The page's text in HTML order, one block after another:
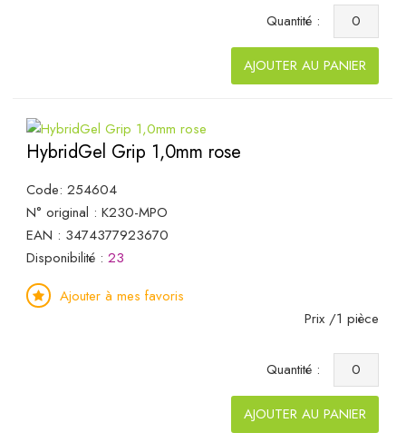
Quantité :
AJOUTER AU PANIER
HybridGel Grip 1,0mm rose
Code: 254604
N° original : K230-MPO
EAN : 3474377923670
Disponibilité : 23
Ajouter à mes favoris
Prix /1 pièce
Quantité :
AJOUTER AU PANIER